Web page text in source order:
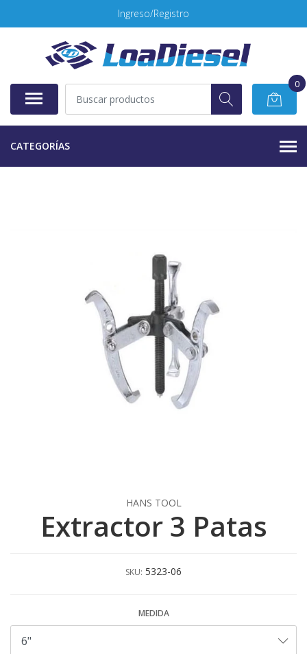
Ingreso/Registro
0
CATEGORÍAS
HANS TOOL
Extractor 3 Patas
SKU: 5323-06
MEDIDA